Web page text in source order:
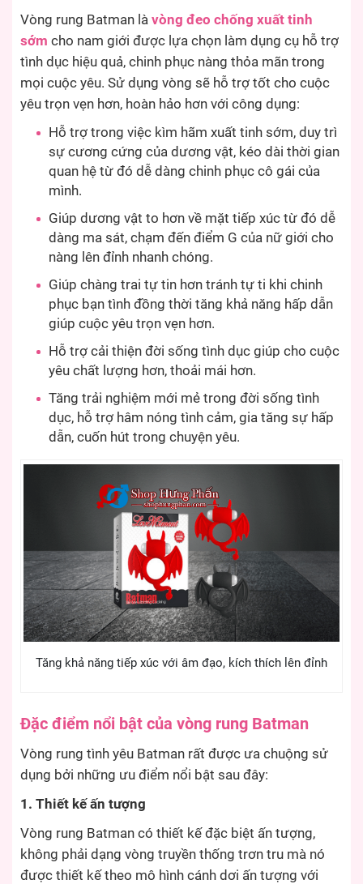
Vòng rung Batman là vòng đeo chống xuất tinh
sớm cho nam giới được lựa chọn làm dụng cụ hỗ trợ
tình dục hiệu quả, chinh phục nàng thỏa mãn trong
mọi cuộc yêu. Sử dụng vòng sẽ hỗ trợ tốt cho cuộc
yêu trọn vẹn hơn, hoàn hảo hơn với công dụng:
Hỗ trợ trong việc kìm hãm xuất tinh sớm, duy trì
sự cương cứng của dương vật, kéo dài thời gian
quan hệ từ đó dễ dàng chinh phục cô gái của
mình.
Giúp dương vật to hơn về mặt tiếp xúc từ đó dễ
dàng ma sát, chạm đến điểm G của nữ giới cho
nàng lên đỉnh nhanh chóng.
Giúp chàng trai tự tin hơn tránh tự ti khi chinh
phục bạn tình đồng thời tăng khả năng hấp dẫn
giúp cuộc yêu trọn vẹn hơn.
Hỗ trợ cải thiện đời sống tình dục giúp cho cuộc
yêu chất lượng hơn, thoải mái hơn.
Tăng trải nghiệm mới mẻ trong đời sống tình
dục, hỗ trợ hâm nóng tình cảm, gia tăng sự hấp
dẫn, cuốn hút trong chuyện yêu.
Tăng khả năng tiếp xúc với âm đạo, kích thích lên đỉnh
Đặc điểm nổi bật của vòng rung Batman
Vòng rung tình yêu Batman rất được ưa chuộng sử
dụng bởi những ưu điểm nổi bật sau đây:
1. Thiết kế ấn tượng
Vòng rung Batman có thiết kế đặc biệt ấn tượng,
không phải dạng vòng truyền thống trơn tru mà nó
được thiết kế theo mô hình cánh dơi ấn tượng với